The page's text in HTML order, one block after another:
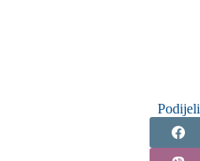
Podijeli